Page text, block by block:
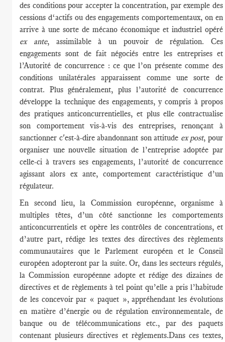
des conditions pour accepter la concentration, par exemple des
cessions d‘actifs ou des engagements comportementaux, on en
arrive à une sorte de mécano économique et industriel opéré
ex ante, assimilable à un pouvoir de régulation. Ces
engagements sont de fait négociés entre les entreprises et
l’Autorité de concurrence : ce que l’on présente comme des
conditions unilatérales apparaissent comme une sorte de
contrat. Plus généralement, plus l’autorité de concurrence
développe la technique des engagements, y compris à propos
des pratiques anticoncurrentielles, et plus elle contractualise
son comportement vis-à-vis des entreprises, renonçant à
sanctionner c'est-à-dire abandonnant son attitude ex post, pour
organiser une nouvelle situation de l’entreprise adoptée par
celle-ci à travers ses engagements, l’autorité de concurrence
agissant alors ex ante, comportement caractéristique d’un
régulateur.
En second lieu, la Commission européenne, organisme à
multiples têtes, d’un côté sanctionne les comportements
anticoncurrentiels et opère les contrôles de concentrations, et
d’autre part, rédige les textes des directives des règlements
communautaires que le Parlement européen et le Conseil
européen adopteront par la suite. Or, dans les secteurs régulés,
la Commission européenne adopte et rédige des dizaines de
directives et de règlements à tel point qu’elle a pris l’habitude
de les concevoir par « paquet », appréhendant les évolutions
en matière d’énergie ou de régulation environnementale, de
banque ou de télécommunications etc., par des paquets
contenant plusieurs directives et règlements.Dans ces textes,